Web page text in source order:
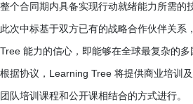
整个合同期内具备实现行动就绪能力所需的
此次中标基于双方已有的战略合作伙伴关
Tree 能力的信心，即能够在全球最复杂的
根据协议，Learning Tree 将提供商业培训
团队培训课程和公开课相结合的方式进行。